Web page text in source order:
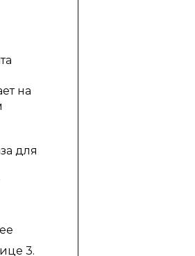
на
для
3.